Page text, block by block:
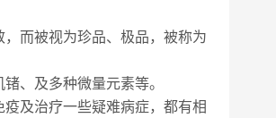
而被视为珍品、极品，被称为
、及多种微量元素等。
及治疗一些疑难病症，都有相